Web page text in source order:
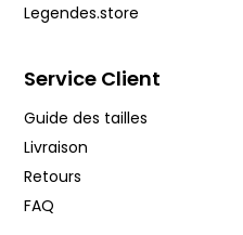
Legendes.store
Service Client
Guide des tailles
Livraison
Retours
FAQ